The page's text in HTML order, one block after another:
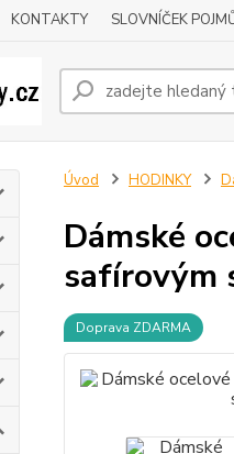
KONTAKTY SLOVNÍČEK
Úvod HODINKY
Dámské
safírovým
Doprava ZDARMA